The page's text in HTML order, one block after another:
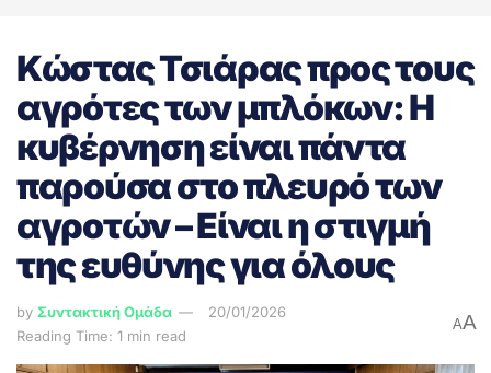
Κώστας Τσιάρας προς τους
αγρότες των μπλόκων: Η
κυβέρνηση είναι πάντα
παρούσα στο πλευρό των
αγροτών – Είναι η στιγμή
της ευθύνης για όλους
by Συντακτική Ομάδα
20/01/2026
Reading Time: 1 min read
AA